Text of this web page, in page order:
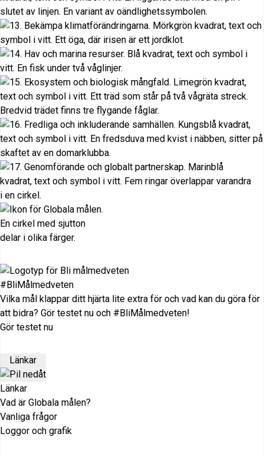
#BliMålmedveten
Vilka mål klappar ditt hjärta lite extra för och vad kan du göra för
att bidra? Gör testet nu och #BliMålmedveten!
Gör testet nu
Länkar
Länkar
Vad är Globala målen?
Vanliga frågor
Loggor och grafik